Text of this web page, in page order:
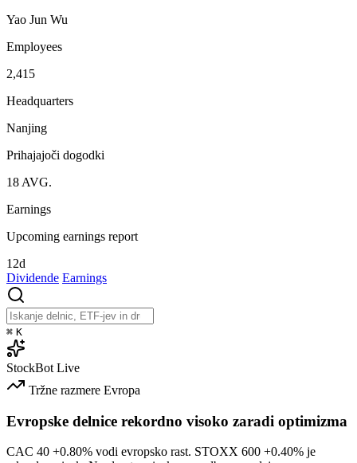
Yao Jun Wu
Employees
2,415
Headquarters
Nanjing
Prihajajoči dogodki
18 AVG.
Earnings
Upcoming earnings report
12d
Dividende Earnings
⌘ K
StockBot Live
Tržne razmere Evropa
Evropske delnice rekordno visoko zaradi optimizma
CAC 40 +0.80% vodi evropsko rast. STOXX 600 +0.40% je